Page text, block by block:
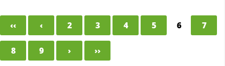
‹‹ ‹ 2 3 4 5 6 7
8 9 › ››